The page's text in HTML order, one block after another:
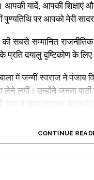
यादें, आपकी शिक्षाएं
पुण्यतिथि पर आपको मेरी
की सबसे सम्मानित
दयालु दृष्टिकोण के लिए
में जन्मीं स्वराज ने पंजाब
लेने लगीं। उन्होंने जनता
(भाजपा) ज्वाइन किया और
मुख्यमंत्री बनकर इतिहास
CONTINUE